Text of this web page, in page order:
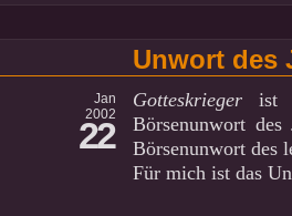
Unwort des
Jan
2002
22
Gotteskrieger ist
Börsenunwort des
Börsenunwort des
Für mich ist das